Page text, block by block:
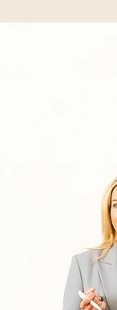
Kinder & Jugendlichen